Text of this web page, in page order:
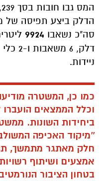
הדלק ביצע תפיסה של
סה"כ נשאבו
דלק,
ניידות.
וכלל הממצאים
ביחידות השונות.
''מיקוד האכיפה
חלק מאתגר מתמשך,
אמצעים ושיתוף
בטחון הציבור